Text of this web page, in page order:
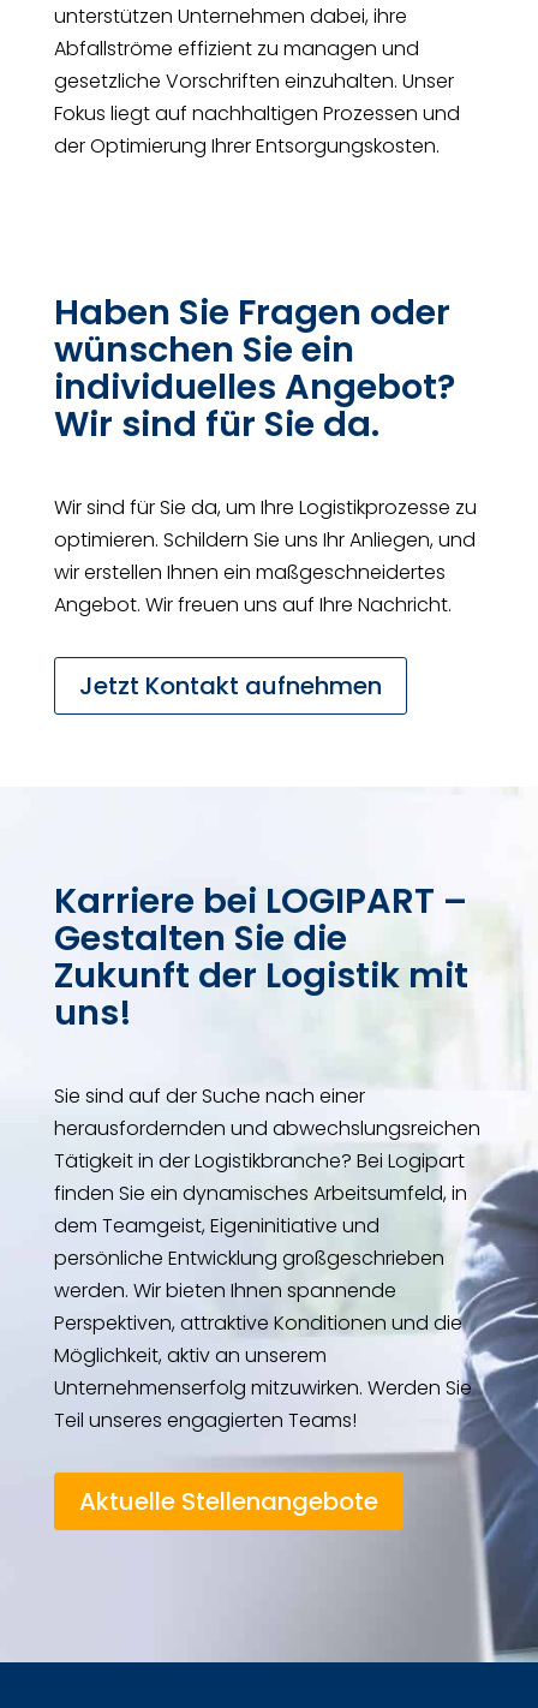
unterstützen Unternehmen dabei, ihre
Abfallströme effizient zu managen und
gesetzliche Vorschriften einzuhalten. Unser
Fokus liegt auf nachhaltigen Prozessen und
der Optimierung Ihrer Entsorgungskosten.
Haben Sie Fragen oder
wünschen Sie ein
individuelles Angebot?
Wir sind für Sie da.
Wir sind für Sie da, um Ihre Logistikprozesse zu
optimieren. Schildern Sie uns Ihr Anliegen, und
wir erstellen Ihnen ein maßgeschneidertes
Angebot. Wir freuen uns auf Ihre Nachricht.
Jetzt Kontakt aufnehmen
Karriere bei LOGIPART –
Gestalten Sie die
Zukunft der Logistik mit
uns!
Sie sind auf der Suche nach einer
herausfordernden und abwechslungsreichen
Tätigkeit in der Logistikbranche? Bei Logipart
finden Sie ein dynamisches Arbeitsumfeld, in
dem Teamgeist, Eigeninitiative und
persönliche Entwicklung großgeschrieben
werden. Wir bieten Ihnen spannende
Perspektiven, attraktive Konditionen und die
Möglichkeit, aktiv an unserem
Unternehmenserfolg mitzuwirken. Werden Sie
Teil unseres engagierten Teams!
Aktuelle Stellenangebote